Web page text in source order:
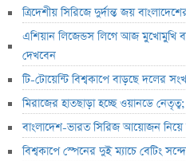
ত্রিদেশীয় সিরিজে দুর্দান্ত জয়
এশিয়ান লিজেন্ডস লিগে আজ মুখোমুখি
দেখবেন
টি-টোয়েন্টি বিশ্বকাপে বাড়ছে দলের
মিরাজের হাতছাড়া হচ্ছে ওয়ানডে
বাংলাদেশ-ভারত সিরিজ আয়োজন
বিশ্বকাপে স্পেনের দুই ম্যাচে বেটিং